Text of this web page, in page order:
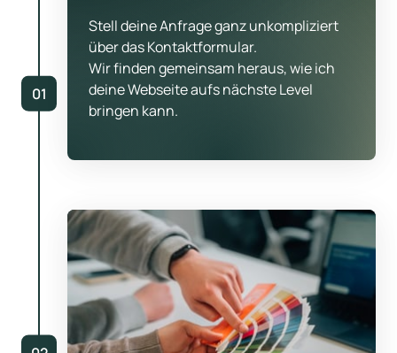
01
Stell deine Anfrage ganz unkompliziert
über das Kontaktformular.
Wir finden gemeinsam heraus, wie ich
deine Webseite aufs nächste Level
bringen kann.